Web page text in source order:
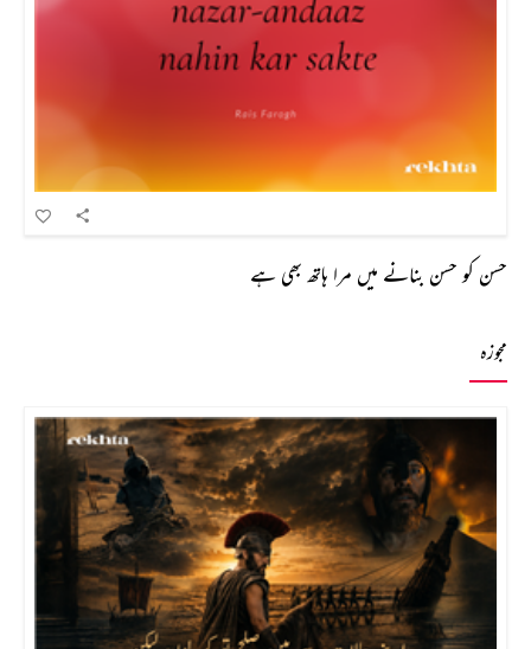
حسن کو حسن بنانے میں مرا ہاتھ بھی ہے
مجوزہ